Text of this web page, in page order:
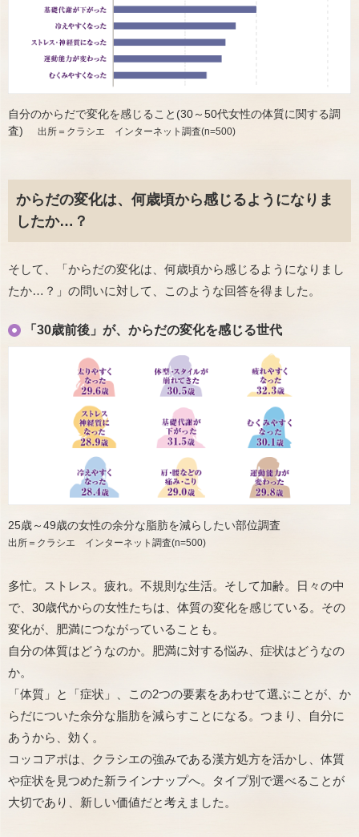
自分のからだで変化を感じること(30～50代女性の体質に関する調
査) 出所＝クラシエ インターネット調査(n=500)
からだの変化は、何歳頃から感じるようになりま
したか…？
そして、「からだの変化は、何歳頃から感じるようになりまし
たか…？」の問いに対して、このような回答を得ました。
「30歳前後」が、からだの変化を感じる世代
25歳～49歳の女性の余分な脂肪を減らしたい部位調査
出所＝クラシエ インターネット調査(n=500)
多忙。ストレス。疲れ。不規則な生活。そして加齢。日々の中
で、30歳代からの女性たちは、体質の変化を感じている。その
変化が、肥満につながっていることも。
自分の体質はどうなのか。肥満に対する悩み、症状はどうなの
か。
「体質」と「症状」、この2つの要素をあわせて選ぶことが、か
らだについた余分な脂肪を減らすことになる。つまり、自分に
あうから、効く。
コッコアポは、クラシエの強みである漢方処方を活かし、体質
や症状を見つめた新ラインナップへ。タイプ別で選べることが
大切であり、新しい価値だと考えました。